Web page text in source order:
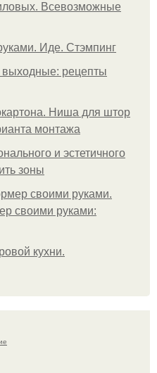
Всевозможные
Иде. Стэмпинг
выходные: рецепты
Ниша для штор
монтажа
и эстетичного
зоны
своими руками.
своими руками:
кухни.